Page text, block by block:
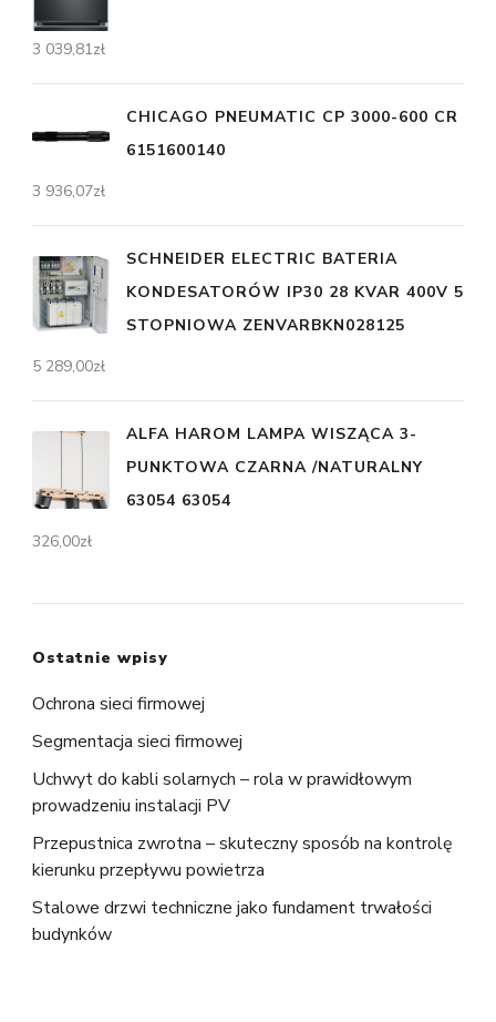
3 039,81zł
CHICAGO PNEUMATIC CP 3000-600 CR
6151600140
3 936,07zł
SCHNEIDER ELECTRIC BATERIA
KONDESATORÓW IP30 28 KVAR 400V 5
STOPNIOWA ZENVARBKN028125
5 289,00zł
ALFA HAROM LAMPA WISZĄCA 3-
PUNKTOWA CZARNA /NATURALNY
63054 63054
326,00zł
Ostatnie wpisy
Ochrona sieci firmowej
Segmentacja sieci firmowej
Uchwyt do kabli solarnych – rola w prawidłowym
prowadzeniu instalacji PV
Przepustnica zwrotna – skuteczny sposób na kontrolę
kierunku przepływu powietrza
Stalowe drzwi techniczne jako fundament trwałości
budynków